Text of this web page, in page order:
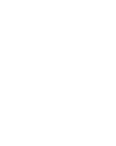
prstom.